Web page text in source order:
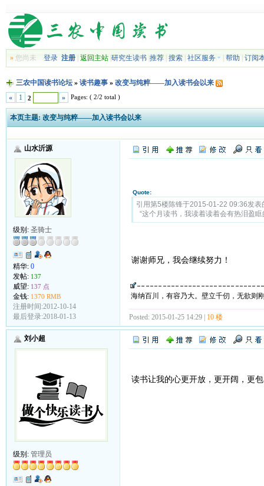
»您尚未 登录 注册| 返回主站| 研究生读书| 推荐| 搜索| 社区服务 帮助 订阅
三农中国读书论坛» 读书趣事» 改变与纯粹——加入读书会以来
«
1 2 » Pages: ( 2/2 total )
本页主题: 改变与纯粹——加入读书会以来
山水沂源
级别: 圣骑士
精华: 0
发帖: 137
威望: 137 点
金钱: 1370 RMB
注册时间:2012-10-14
最后登录:2018-01-13
Quote:
引用第5楼陈锋于2015-01-22 09:36发表
“这个月读书，我读着读着会有热泪盈
谢谢师兄，我会继续努力！
海纳百川，有容乃大。壁立千仞，无欲则
Posted: 2015-01-25 14:29 | 10 楼
刘小超
级别: 管理员
读书让我的心更开放，更开